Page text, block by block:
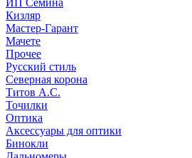
ИП Семина
Кизляр
Мастер-Гарант
Мачете
Прочее
Русский стиль
Северная корона
Титов А.С.
Точилки
Оптика
Аксессуары для оптики
Бинокли